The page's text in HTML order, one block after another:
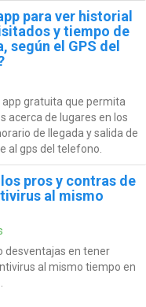
para ver historial
y tiempo de
según el GPS del
app gratuita que permita
acerca de lugares en los
de llegada y salida de
al gps del telefono.
pros y contras de
al mismo
desventajas en tener
al mismo tiempo en